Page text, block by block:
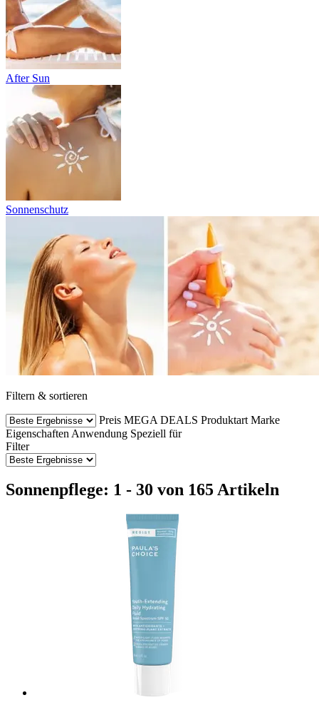
After Sun
Sonnenschutz
Filtern & sortieren
Preis MEGA DEALS Produktart Marke
Eigenschaften Anwendung Speziell für
Filter
Sonnenpflege: 1 - 30 von 165 Artikeln